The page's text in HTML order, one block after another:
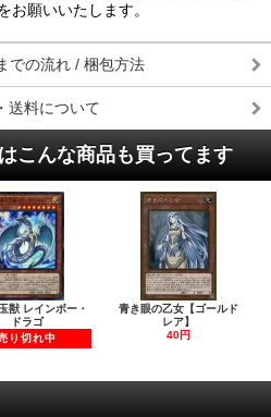
お願いいたします。
での流れ / 梱包方法
送料について
こんな商品も買ってます
獣 レインボー・
ドラゴ
り切れ中
青き眼の乙女【ゴールド
レア】
40円